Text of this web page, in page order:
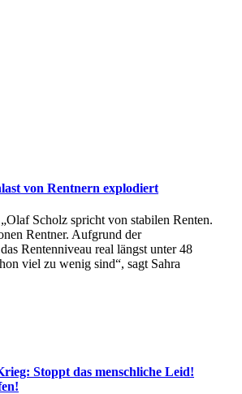
von Rentnern explodiert
Scholz spricht von stabilen Renten.
Rentner. Aufgrund der
Rentenniveau real längst unter 48
viel zu wenig sind“, sagt Sahra
Stoppt das menschliche Leid!